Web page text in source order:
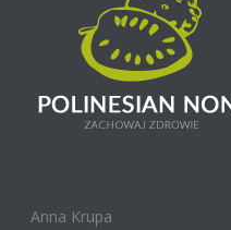
Anna Krupa